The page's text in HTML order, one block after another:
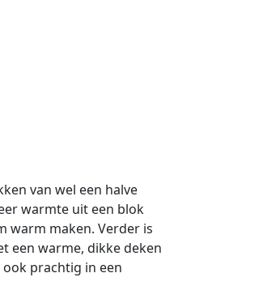
van wel een halve
warmte uit een blok
warm maken. Verder is
een warme, dikke deken
prachtig in een